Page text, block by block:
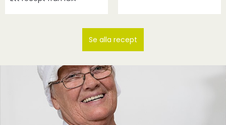
Se alla recept